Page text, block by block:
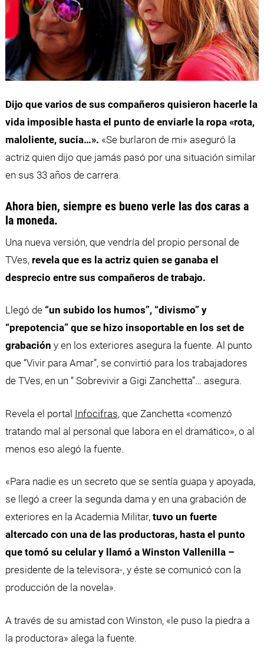
Dijo que varios de sus compañeros quisieron hacerle la
vida imposible hasta el punto de enviarle la ropa «rota,
maloliente, sucia…». «Se burlaron de mi» aseguró la
actriz quien dijo que jamás pasó por una situación similar
en sus 33 años de carrera.
Ahora bien, siempre es bueno verle las dos caras a
la moneda.
Una nueva versión, que vendría del propio personal de
TVes, revela que es la actriz quien se ganaba el
desprecio entre sus compañeros de trabajo.
Llegó de “un subido los humos”, “divismo” y
“prepotencia” que se hizo insoportable en los set de
grabación y en los exteriores asegura la fuente. Al punto
que “Vivir para Amar”, se convirtió para los trabajadores
de TVes, en un “ Sobrevivir a Gigi Zanchetta”… asegura.
Revela el portal Infocifras, que Zanchetta «comenzó
tratando mal al personal que labora en el dramático», o al
menos eso alegó la fuente.
«Para nadie es un secreto que se sentía guapa y apoyada,
se llegó a creer la segunda dama y en una grabación de
exteriores en la Academia Militar,tuvo un fuerte
altercado con una de las productoras, hasta el punto
que tomó su celular y llamó a Winston Vallenilla –
presidente de la televisora-, y éste se comunicó con la
producción de la novela».
A través de su amistad con Winston, «le puso la piedra a
la productora» alega la fuente.